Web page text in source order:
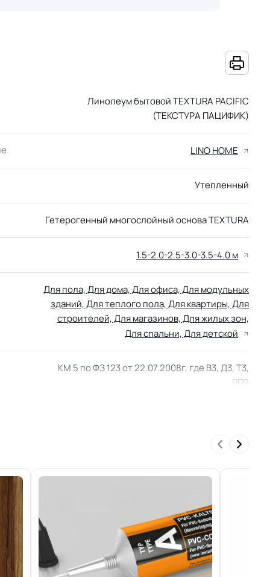
Линолеум бытовой TEXTURA PACIFIC
(ТЕКСТУРА ПАЦИФИК)
LINO HOME
Утепленный
Гетерогенный многослойный основа TEXTURA
1.5-2.0-2.5-3.0-3.5-4.0 м
Для пола, Для дома, Для офиса, Для модульных
зданий, Для теплого пола, Для квартиры, Для
строителей, Для магазинов, Для жилых зон,
Для спальни, Для детской
КМ 5 по ФЗ 123 от 22.07.2008г, где В3, Д3, Т3,
РП2